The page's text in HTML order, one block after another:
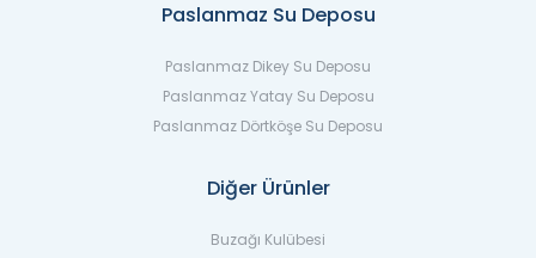
Paslanmaz Su Deposu
Paslanmaz Dikey Su Deposu
Paslanmaz Yatay Su Deposu
Paslanmaz Dörtköşe Su Deposu
Diğer Ürünler
Buzağı Kulübesi